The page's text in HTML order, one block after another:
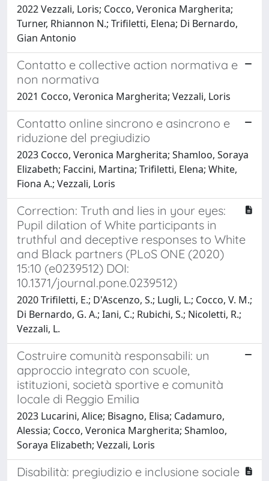
2022 Vezzali, Loris; Cocco, Veronica Margherita;
Turner, Rhiannon N.; Trifiletti, Elena; Di Bernardo,
Gian Antonio
Contatto e collective action normativa e
non normativa
2021 Cocco, Veronica Margherita; Vezzali, Loris
Contatto online sincrono e asincrono e
riduzione del pregiudizio
2023 Cocco, Veronica Margherita; Shamloo, Soraya
Elizabeth; Faccini, Martina; Trifiletti, Elena; White,
Fiona A.; Vezzali, Loris
Correction: Truth and lies in your eyes:
Pupil dilation of White participants in
truthful and deceptive responses to White
and Black partners (PLoS ONE (2020)
15:10 (e0239512) DOI:
10.1371/journal.pone.0239512)
2020 Trifiletti, E.; D'Ascenzo, S.; Lugli, L.; Cocco, V. M.;
Di Bernardo, G. A.; Iani, C.; Rubichi, S.; Nicoletti, R.;
Vezzali, L.
Costruire comunità responsabili: un
approccio integrato con scuole,
istituzioni, società sportive e comunità
locale di Reggio Emilia
2023 Lucarini, Alice; Bisagno, Elisa; Cadamuro,
Alessia; Cocco, Veronica Margherita; Shamloo,
Soraya Elizabeth; Vezzali, Loris
Disabilità: pregiudizio e inclusione sociale